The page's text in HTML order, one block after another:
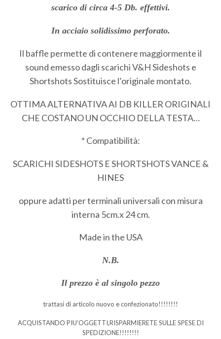
scarico di circa 4-5 Db. effettivi.
In acciaio solidissimo perforato.
Il baffle permette di contenere maggiormente il
sound emesso dagli scarichi V&H Sideshots e
Shortshots Sostituisce l’originale montato.
OTTIMA ALTERNATIVA AI DB KILLER ORIGINALI
CHE COSTANO UN OCCHIO DELLA TESTA…
* Compatibilità:
SCARICHI SIDESHOTS E SHORTSHOTS VANCE &
HINES
oppure adatti per terminali universali con misura
interna 5cm.x 24 cm.
Made in the USA
N.B.
Il prezzo è al singolo pezzo
trattasi di articolo nuovo e confezionato!!!!!!!!
ACQUISTANDO PIU’OGGETTI,RISPARMIERETE SULLE SPESE DI
SPEDIZIONE!!!!!!!!